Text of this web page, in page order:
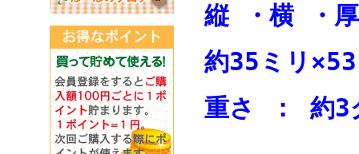
縦 ・横
約35ミリ
重さ ：